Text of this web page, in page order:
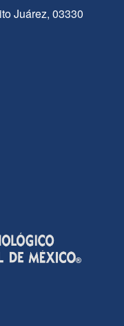
Juárez, 03330